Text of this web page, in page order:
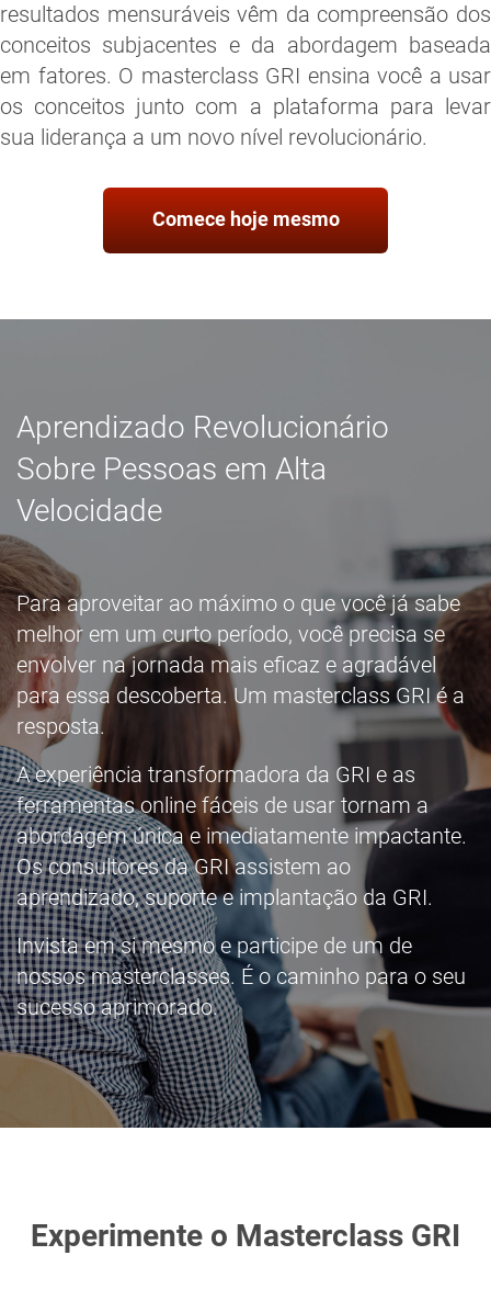
resultados mensuráveis vêm da compreensão dos
conceitos subjacentes e da abordagem baseada
em fatores. O masterclass GRI ensina você a usar
os conceitos junto com a plataforma para levar
sua liderança a um novo nível revolucionário.
Comece hoje mesmo
Aprendizado Revolucionário
Sobre Pessoas em Alta
Velocidade
Para aproveitar ao máximo o que você já sabe
melhor em um curto período, você precisa se
envolver na jornada mais eficaz e agradável
para essa descoberta. Um masterclass GRI é a
resposta.
A experiência transformadora da GRI e as
ferramentas online fáceis de usar tornam a
abordagem única e imediatamente impactante.
Os consultores da GRI assistem ao
aprendizado, suporte e implantação da GRI.
Invista em si mesmo e participe de um de
nossos masterclasses. É o caminho para o seu
sucesso aprimorado.
Experimente o Masterclass GRI